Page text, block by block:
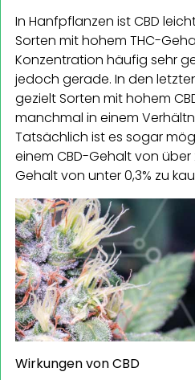
In Hanfpflanzen ist CBD
Sorten mit hohem THC-
Konzentration häufig sehr
jedoch gerade. In den
gezielt Sorten mit hohem
manchmal in einem
Tatsächlich ist es sogar
einem CBD-Gehalt von über
Gehalt von unter 0,3% zu
Wirkungen von CBD